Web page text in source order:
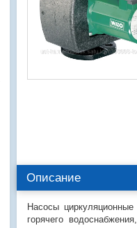
Описание
Насосы
горячего